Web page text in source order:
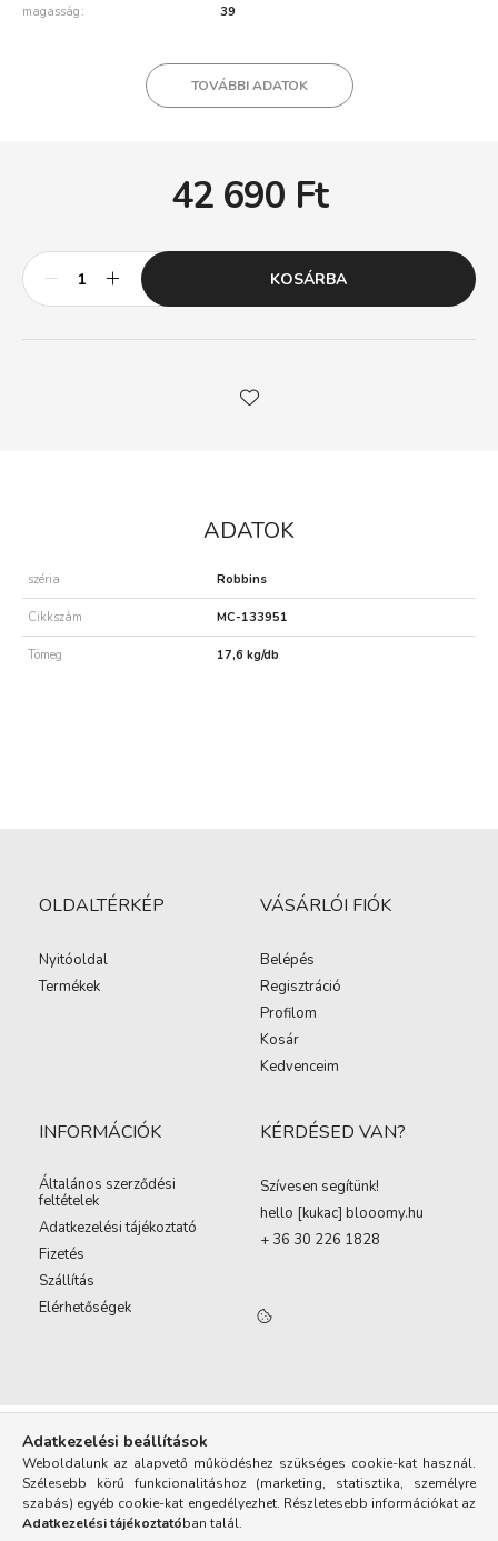
magasság 39
TOVÁBBI ADATOK
42 690 Ft
KOSÁRBA
ADATOK
széria Robbins
Cikkszám MC-133951
Tömeg 17,6 kg/db
OLDALTÉRKÉP
Nyitóoldal
Termékek
VÁSÁRLÓI FIÓK
Belépés
Regisztráció
Profilom
Kosár
Kedvenceim
INFORMÁCIÓK
Általános szerződési
feltételek
Adatkezelési tájékoztató
Fizetés
Szállítás
Elérhetőségek
KÉRDÉSED VAN?
Szívesen segítünk!
hello [kukac] blooomy.hu
+ 36 30 226 1828
Adatkezelési beállítások
Weboldalunk az alapvető működéshez szükséges cookie-kat használ.
Szélesebb körű funkcionalitáshoz (marketing, statisztika, személyre
szabás) egyéb cookie-kat engedélyezhet. Részletesebb információkat az
Adatkezelési tájékoztatóban talál.